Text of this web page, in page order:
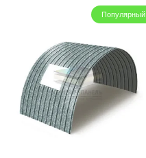
Популярный